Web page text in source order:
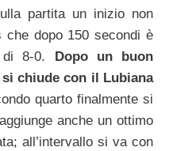
partita un inizio non
dopo 150 secondi è
di 8-0.
Dopo un buon
chiude con il Lubiana
quarto finalmente si
anche un ottimo
all’intervallo si va con